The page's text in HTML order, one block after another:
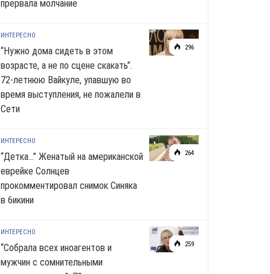
прервала молчание
296
ИНТЕРЕСНО
“Нужно дома сидеть в этом
возрасте, а не по сцене скакать”.
72-летнюю Вайкуле, упавшую во
время выступления, не пожалели в
Сети
264
ИНТЕРЕСНО
“Детка…” Женатый на американской
еврейке Солнцев
прокомментировал снимок Синяка
в 6икини
259
ИНТЕРЕСНО
“Собрала всех иноагентов и
мужчин с сомнительными